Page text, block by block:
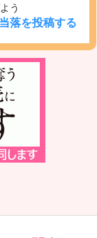
う
落を投稿する